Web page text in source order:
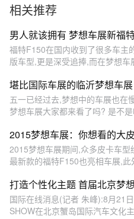
相关推荐
男人就该拥有 梦想车展新福
福特F150在国内收到了很多车主
版车型,更是深受追捧,而在梦想车
堪比国际车展的临沂梦想车
五一已经过去,梦想中的车展也在
梦想车展大家都来看了吗? 是不
2015梦想车展：你想看的大
2015梦想车展期间,众多皮卡车
最新款的福特F150也亮相车展,
打造个性化主题 首届北京梦
国际在线消息(记者 朱峰):8月21
SHOW在北京蟹岛国际汽车文化